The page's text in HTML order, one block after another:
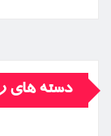
دسته های